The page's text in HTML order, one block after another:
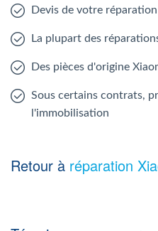
Devis de votre
La plupart des
Des pièces d'origine
Sous certains contrats,
l'immobilisation
Retour à réparation